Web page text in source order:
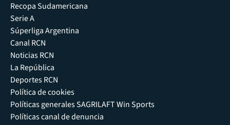
Recopa Sudamericana
Serie A
Súperliga Argentina
Canal RCN
Noticias RCN
La República
Deportes RCN
Política de cookies
Políticas generales SAGRILAFT Win Sports
Políticas canal de denuncia